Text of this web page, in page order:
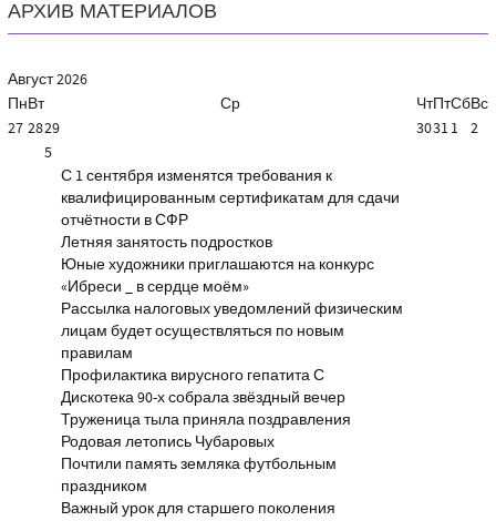
АРХИВ МАТЕРИАЛОВ
Август2026
ПнВт Ср ЧтПтСбВс
27 2829 30311 2
5
С 1 сентября изменятся требования к
квалифицированным сертификатам для сдачи
отчётности в СФР
Летняя занятость подростков
Юные художники приглашаются на конкурс
«Ибреси _ в сердце моём»
Рассылка налоговых уведомлений физическим
лицам будет осуществляться по новым
правилам
Профилактика вирусного гепатита С
Дискотека 90-х собрала звёздный вечер
Труженица тыла приняла поздравления
Родовая летопись Чубаровых
Почтили память земляка футбольным
праздником
Важный урок для старшего поколения